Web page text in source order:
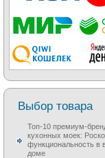
Выбор товара
Топ-10 премиум-
кухонных моек:
функциональность в
доме